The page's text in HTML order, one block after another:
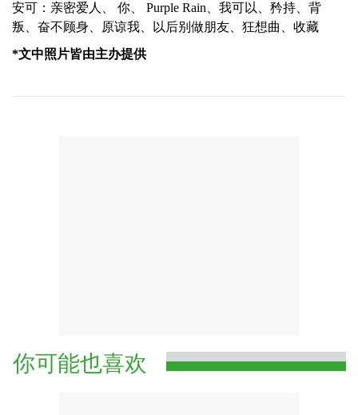
安可：亲密爱人、 你、 Purple Rain、我可以、矜持、背
叛、奋不顾身、原谅我、以后别做朋友、狂想曲、收藏
*文中照片皆由主办提供
你可能也喜欢